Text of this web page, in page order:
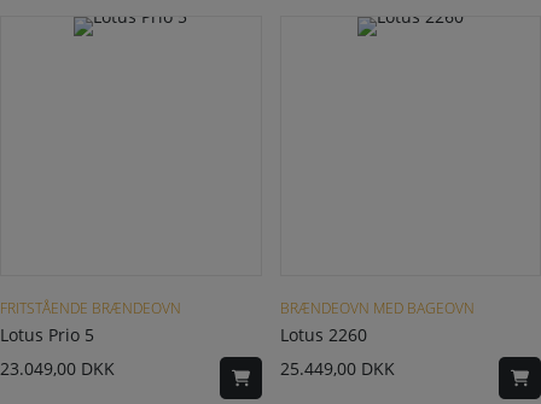
FRITSTÅENDE BRÆNDEOVN
Lotus Prio 5
23.049,00 DKK
BRÆNDEOVN MED BAGEOVN
Lotus 2260
25.449,00 DKK